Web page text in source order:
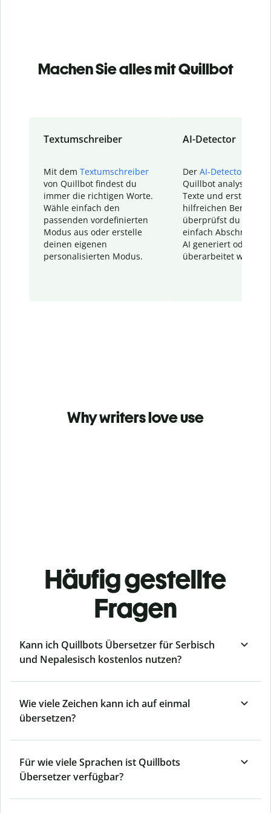
Machen Sie alles mit Quillbot
Textumschreiber
Mit dem Textumschreiber
von Quillbot findest du
immer die richtigen Worte.
Wähle einfach den
passenden vordefinierten
Modus aus oder erstelle
deinen eigenen
personalisierten Modus.
AI-Detector
Der AI-Detector
Quillbot analysiert
Texte und erstellt
hilfreichen Bericht.
überprüfst du
einfach Abschnitte,
AI generiert oder
überarbeitet wurden.
Why writers love use
Häufig gestellte
Fragen
Kann ich Quillbots Übersetzer für Serbisch
und Nepalesisch kostenlos nutzen?
Wie viele Zeichen kann ich auf einmal
übersetzen?
Für wie viele Sprachen ist Quillbots
Übersetzer verfügbar?